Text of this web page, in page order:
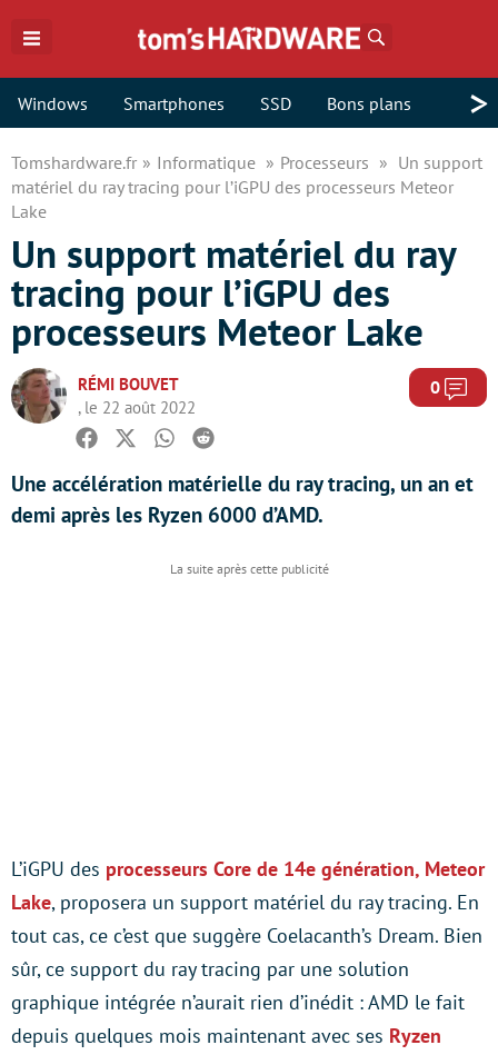
Windows Smartphones SSD Bons plans >
Tomshardware.fr Informatique Processeurs
Un support
matériel du ray tracing pour l’iGPU des processeurs Meteor
Lake
Un support matériel du ray
tracing pour l’iGPU des
processeurs Meteor Lake
RÉMI BOUVET
, le 22 août 2022
0
Facebook
TwitterWhatsapp
Reddit
Une accélération matérielle du ray tracing, un an et
demi après les Ryzen 6000 d’AMD.
L’iGPU des processeurs Core de 14e génération, Meteor
Lake, proposera un support matériel du ray tracing. En
tout cas, ce c’est que suggère Coelacanth’s Dream. Bien
sûr, ce support du ray tracing par une solution
graphique intégrée n’aurait rien d’inédit : AMD le fait
depuis quelques mois maintenant avec ses Ryzen